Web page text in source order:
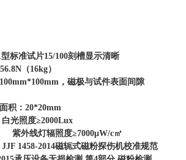
标准试片15/100刻槽显示清晰
（16kg）
，磁极与试件表面间隙
积：20*20mm
光照度≥2000Lux
紫外线灯辐照度≥7000μW/c㎡
1458-2014磁轭式磁粉探伤机校准规范